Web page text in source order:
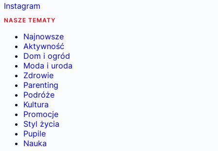
Instagram
NASZE TEMATY
Najnowsze
Aktywność
Dom i ogród
Moda i uroda
Zdrowie
Parenting
Podróże
Kultura
Promocje
Styl życia
Pupile
Nauka